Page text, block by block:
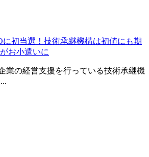
に初当選！技術承継機構は初値にも期
お小遣いに
業の経営支援を行っている技術承継機